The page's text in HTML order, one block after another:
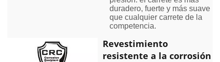
duradero, fuerte y más suave
que cualquier carrete de la
competencia.
Revestimiento
resistente a la corrosión